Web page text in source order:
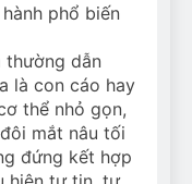
phổ biến
thường dẫn
là con cáo hay
thể nhỏ gọn,
mắt nâu tối
đứng kết hợp